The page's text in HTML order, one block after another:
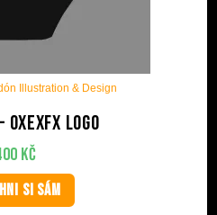
Illustration & Design
OxExFx Logo
Kč
SI SÁM